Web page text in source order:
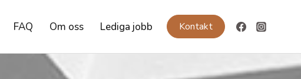
FAQ Om oss Lediga jobb Kontakt